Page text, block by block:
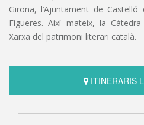
Girona, l’Ajuntament de Castelló
Figueres. Així mateix, la
Xarxa del patrimoni literari català.
ITINERARIS